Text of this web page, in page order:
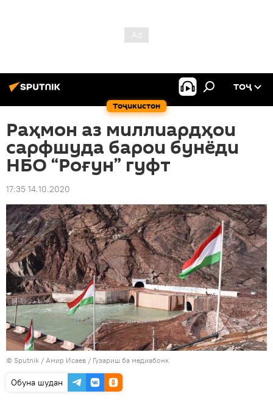
Тоҷикистон
ТОҶ
Раҳмон аз миллиардҳои
сарфшуда барои бунёди
НБО “Роғун” гуфт
17:35 14.10.2020
© Sputnik / Амир Исаев / Гузариш ба медиабонк
Обуна шудан